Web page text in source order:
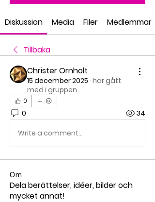
Diskussion Media Filer Medlemmar
Tillbaka
Christer Ornholt
15 december 2025 · har gått
med i gruppen.
0
0 34
Write a comment...
Om
Dela berättelser, idéer, bilder och
mycket annat!